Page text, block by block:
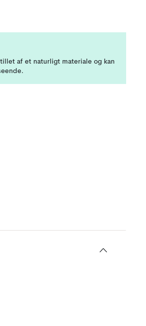
af et naturligt materiale og kan